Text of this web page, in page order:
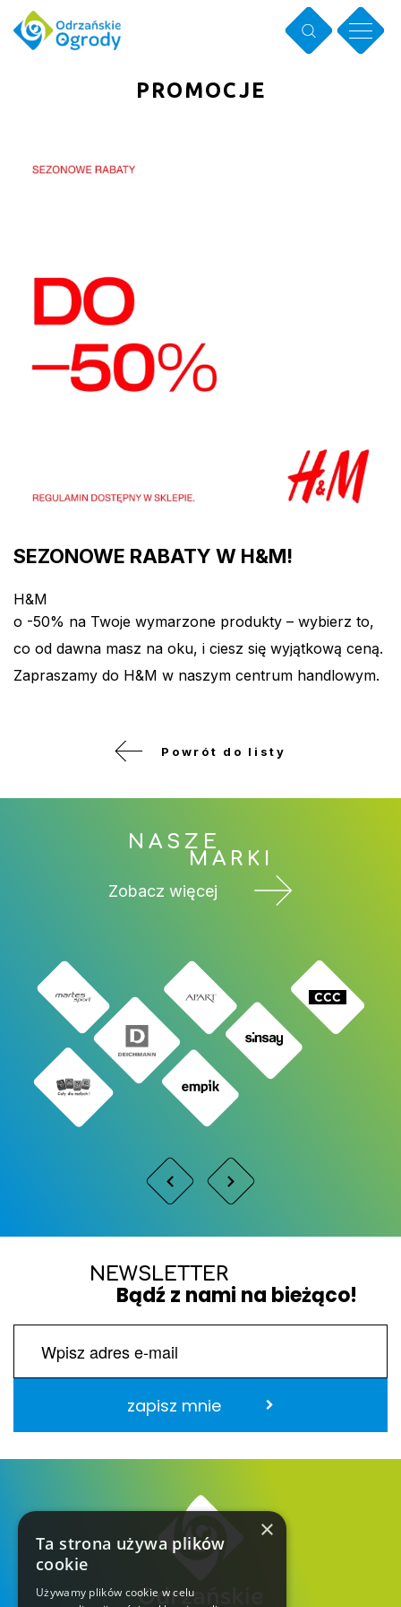
PROMOCJE
SEZONOWE RABATY W H&M!
H&M
o -50% na Twoje wymarzone produkty – wybierz to,
co od dawna masz na oku, i ciesz się wyjątkową ceną.
Zapraszamy do H&M w naszym centrum handlowym.
Powrót do listy
NASZE
MARKI
Zobacz więcej
NEWSLETTER
Bądź z nami na bieżąco!
zapisz mnie
×
Ta strona używa plików
cookie
Używamy plików cookie w celu